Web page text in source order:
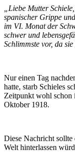
„Liebe Mutter
spanischer Grippe
im VI. Monat der
schwer und
Schlimmste vor, da
Nur einen Tag
hatte, starb Schieles
Zeitpunkt wohl schon
Oktober 1918.
Diese Nachricht sollte
Welt hinterlassen